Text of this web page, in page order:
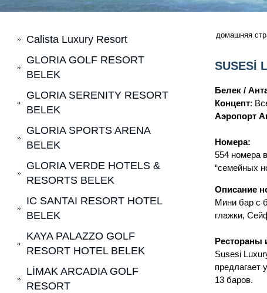
домашняя
SUSESİ
Белек /
Концепт:
Аэропорт
Номера:
554 номера
“семейных
Описание
Мини бар с
глажки,
Рестораны
Susesi
предлагает
13 баров.
Calista Luxury Resort
GLORIA GOLF RESORT
BELEK
GLORIA SERENITY RESORT
BELEK
GLORIA SPORTS ARENA
BELEK
GLORIA VERDE HOTELS &
RESORTS BELEK
IC SANTAI RESORT HOTEL
BELEK
KAYA PALAZZO GOLF
RESORT HOTEL BELEK
LİMAK ARCADIA GOLF
RESORT